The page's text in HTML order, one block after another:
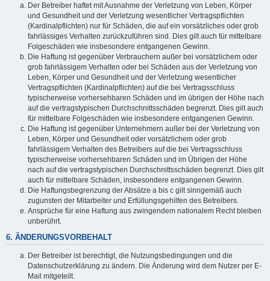
Der Betreiber haftet mit Ausnahme der Verletzung von Leben, Körper
und Gesundheit und der Verletzung wesentlicher Vertragspflichten
(Kardinalpflichten) nur für Schäden, die auf ein vorsätzliches oder grob
fahrlässiges Verhalten zurückzuführen sind. Dies gilt auch für mittelbare
Folgeschäden wie insbesondere entgangenen Gewinn.
Die Haftung ist gegenüber Verbrauchern außer bei vorsätzlichem oder
grob fahrlässigem Verhalten oder bei Schäden aus der Verletzung von
Leben, Körper und Gesundheit und der Verletzung wesentlicher
Vertragspflichten (Kardinalpflichten) auf die bei Vertragsschluss
typischerweise vorhersehbaren Schäden und im übrigen der Höhe nach
auf die vertragstypischen Durchschnittsschäden begrenzt. Dies gilt auch
für mittelbare Folgeschäden wie insbesondere entgangenen Gewinn.
Die Haftung ist gegenüber Unternehmern außer bei der Verletzung von
Leben, Körper und Gesundheit oder vorsätzlichem oder grob
fahrlässigem Verhalten des Betreibers auf die bei Vertragsschluss
typischerweise vorhersehbaren Schäden und im Übrigen der Höhe
nach auf die vertragstypischen Durchschnittsschäden begrenzt. Dies gilt
auch für mittelbare Schäden, insbesondere entgangenen Gewinn.
Die Haftungsbegrenzung der Absätze a bis c gilt sinngemäß auch
zugunsten der Mitarbeiter und Erfüllungsgehilfen des Betreibers.
Ansprüche für eine Haftung aus zwingendem nationalem Recht bleiben
unberührt.
6. ÄNDERUNGSVORBEHALT
Der Betreiber ist berechtigt, die Nutzungsbedingungen und die
Datenschutzerklärung zu ändern. Die Änderung wird dem Nutzer per E-
Mail mitgeteilt.